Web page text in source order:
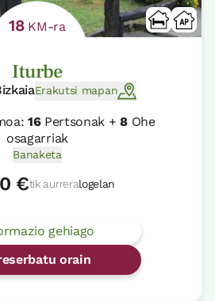
18KM-ra
Iturbe
Erakutsi mapan
16Pertsonak +8Ohe
osagarriak
Banaketa
€tik aurreralogelan
gehiago
orain